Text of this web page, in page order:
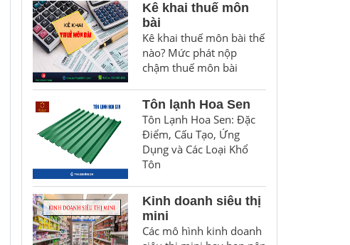
Kê khai thuế môn
bài
Kê khai thuế môn bài thế
nào? Mức phát nộp
chậm thuế môn bài
Tôn lạnh Hoa Sen
Tôn Lạnh Hoa Sen: Đặc
Điểm, Cấu Tạo, Ứng
Dụng và Các Loại Khổ
Tôn
Kinh doanh siêu thị
mini
Các mô hình kinh doanh